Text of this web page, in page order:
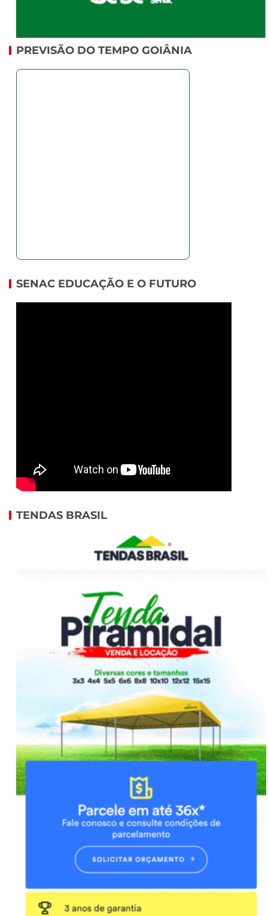
PREVISÃO DO TEMPO GOIÂNIA
SENAC EDUCAÇÃO E O FUTURO
TENDAS BRASIL